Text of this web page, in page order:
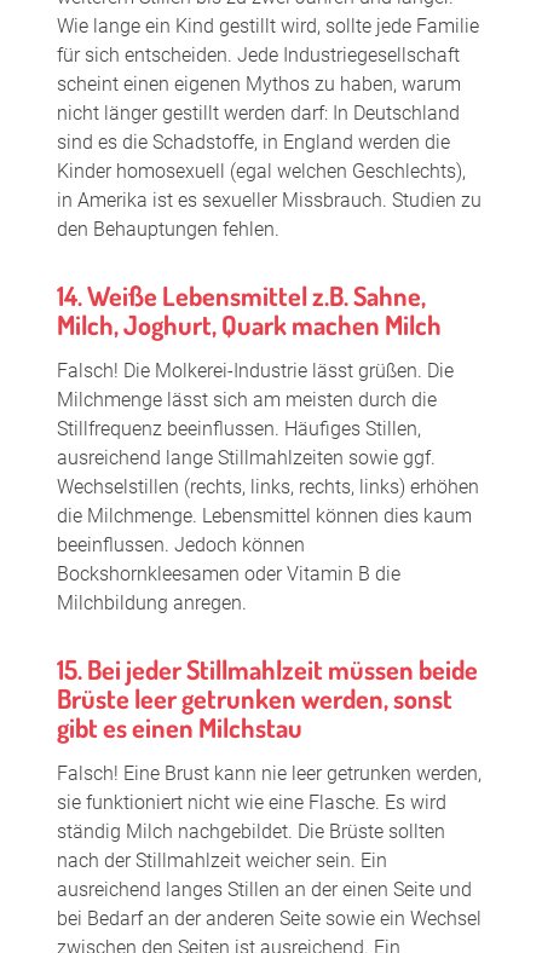
Wie lange ein Kind gestillt wird, sollte jede Familie
für sich entscheiden. Jede Industriegesellschaft
scheint einen eigenen Mythos zu haben, warum
nicht länger gestillt werden darf: In Deutschland
sind es die Schadstoffe, in England werden die
Kinder homosexuell (egal welchen Geschlechts),
in Amerika ist es sexueller Missbrauch. Studien zu
den Behauptungen fehlen.
14. Weiße Lebensmittel z.B. Sahne,
Milch, Joghurt, Quark machen Milch
Falsch! Die Molkerei-Industrie lässt grüßen. Die
Milchmenge lässt sich am meisten durch die
Stillfrequenz beeinflussen. Häufiges Stillen,
ausreichend lange Stillmahlzeiten sowie ggf.
Wechselstillen (rechts, links, rechts, links) erhöhen
die Milchmenge. Lebensmittel können dies kaum
beeinflussen. Jedoch können
Bockshornkleesamen oder Vitamin B die
Milchbildung anregen.
15. Bei jeder Stillmahlzeit müssen beide
Brüste leer getrunken werden, sonst
gibt es einen Milchstau
Falsch! Eine Brust kann nie leer getrunken werden,
sie funktioniert nicht wie eine Flasche. Es wird
ständig Milch nachgebildet. Die Brüste sollten
nach der Stillmahlzeit weicher sein. Ein
ausreichend langes Stillen an der einen Seite und
bei Bedarf an der anderen Seite sowie ein Wechsel
zwischen den Seiten ist ausreichend. Ein